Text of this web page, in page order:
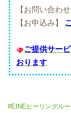
【お問い合わせ
【お申込み】
ご提供サー
おります
#EINEヒーリングル